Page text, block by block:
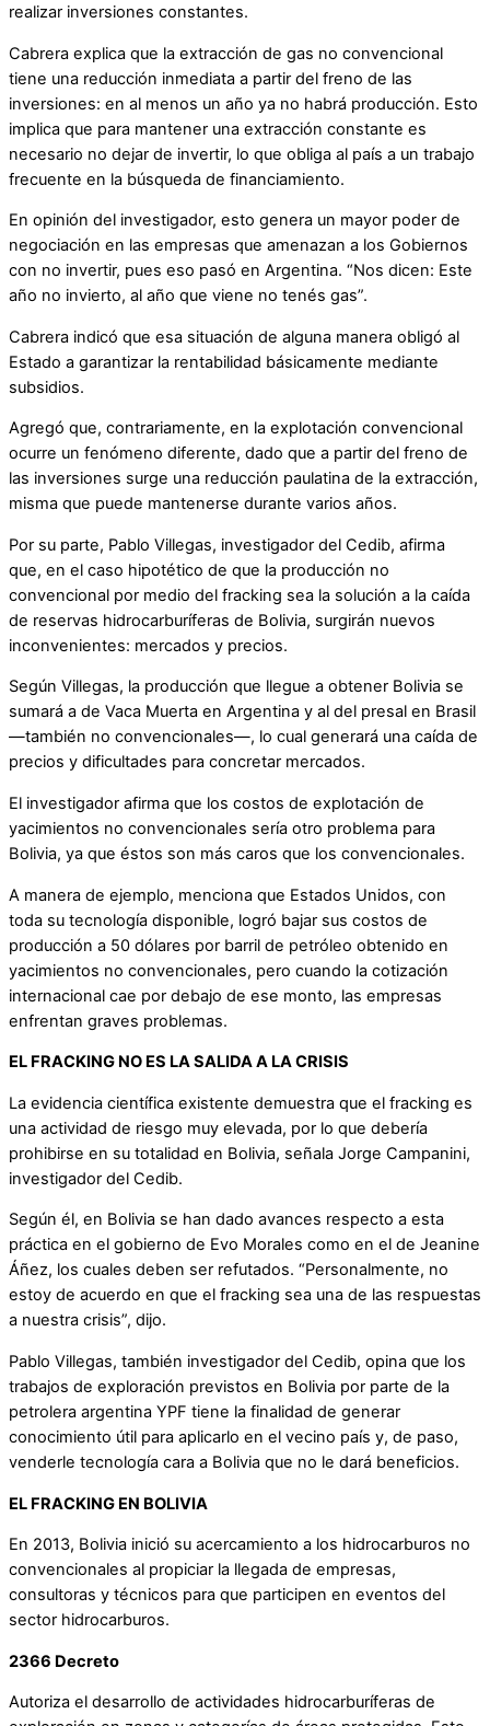
realizar inversiones constantes.
Cabrera explica que la extracción de gas no convencional
tiene una reducción inmediata a partir del freno de las
inversiones: en al menos un año ya no habrá producción. Esto
implica que para mantener una extracción constante es
necesario no dejar de invertir, lo que obliga al país a un trabajo
frecuente en la búsqueda de financiamiento.
En opinión del investigador, esto genera un mayor poder de
negociación en las empresas que amenazan a los Gobiernos
con no invertir, pues eso pasó en Argentina. “Nos dicen: Este
año no invierto, al año que viene no tenés gas”.
Cabrera indicó que esa situación de alguna manera obligó al
Estado a garantizar la rentabilidad básicamente mediante
subsidios.
Agregó que, contrariamente, en la explotación convencional
ocurre un fenómeno diferente, dado que a partir del freno de
las inversiones surge una reducción paulatina de la extracción,
misma que puede mantenerse durante varios años.
Por su parte, Pablo Villegas, investigador del Cedib, afirma
que, en el caso hipotético de que la producción no
convencional por medio del fracking sea la solución a la caída
de reservas hidrocarburíferas de Bolivia, surgirán nuevos
inconvenientes: mercados y precios.
Según Villegas, la producción que llegue a obtener Bolivia se
sumará a de Vaca Muerta en Argentina y al del presal en Brasil
—también no convencionales—, lo cual generará una caída de
precios y dificultades para concretar mercados.
El investigador afirma que los costos de explotación de
yacimientos no convencionales sería otro problema para
Bolivia, ya que éstos son más caros que los convencionales.
A manera de ejemplo, menciona que Estados Unidos, con
toda su tecnología disponible, logró bajar sus costos de
producción a 50 dólares por barril de petróleo obtenido en
yacimientos no convencionales, pero cuando la cotización
internacional cae por debajo de ese monto, las empresas
enfrentan graves problemas.
EL FRACKING NO ES LA SALIDA A LA CRISIS
La evidencia científica existente demuestra que el fracking es
una actividad de riesgo muy elevada, por lo que debería
prohibirse en su totalidad en Bolivia, señala Jorge Campanini,
investigador del Cedib.
Según él, en Bolivia se han dado avances respecto a esta
práctica en el gobierno de Evo Morales como en el de Jeanine
Áñez, los cuales deben ser refutados. “Personalmente, no
estoy de acuerdo en que el fracking sea una de las respuestas
a nuestra crisis”, dijo.
Pablo Villegas, también investigador del Cedib, opina que los
trabajos de exploración previstos en Bolivia por parte de la
petrolera argentina YPF tiene la finalidad de generar
conocimiento útil para aplicarlo en el vecino país y, de paso,
venderle tecnología cara a Bolivia que no le dará beneficios.
EL FRACKING EN BOLIVIA
En 2013, Bolivia inició su acercamiento a los hidrocarburos no
convencionales al propiciar la llegada de empresas,
consultoras y técnicos para que participen en eventos del
sector hidrocarburos.
2366 Decreto
Autoriza el desarrollo de actividades hidrocarburíferas de